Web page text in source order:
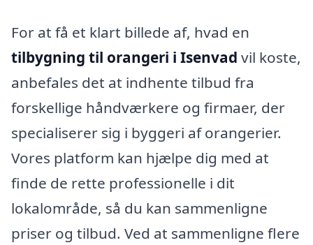
For at få et klart billede af, hvad en
tilbygning til orangeri i Isenvad vil koste,
anbefales det at indhente tilbud fra
forskellige håndværkere og firmaer, der
specialiserer sig i byggeri af orangerier.
Vores platform kan hjælpe dig med at
finde de rette professionelle i dit
lokalområde, så du kan sammenligne
priser og tilbud. Ved at sammenligne flere